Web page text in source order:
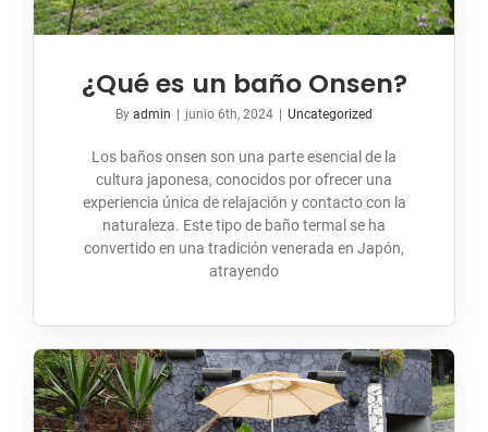
¿Qué es un baño Onsen?
By admin | junio 6th, 2024 | Uncategorized
Los baños onsen son una parte esencial de la
cultura japonesa, conocidos por ofrecer una
experiencia única de relajación y contacto con la
naturaleza. Este tipo de baño termal se ha
convertido en una tradición venerada en Japón,
atrayendo